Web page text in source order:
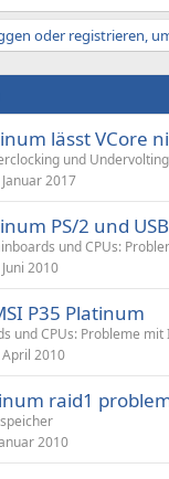
oder registrieren,
lässt VCore
und
2017
PS/2 und
und CPUs:
2010
P35 Platinum
und CPUs: Probleme mit
April 2010
raid1
2010